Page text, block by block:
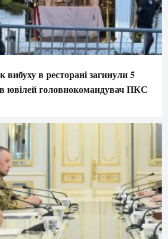
вибуху в ресторані загинули 5
ювілей головнокомандувач ПКС